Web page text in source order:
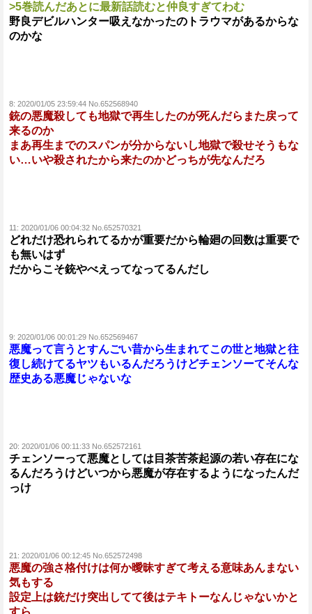
>5巻読んだあとに最新話読むと仲良すぎてわむ
野良デビルハンター吸えなかったのトラウマがあるからな
のかな
8: 2020/01/05 23:59:44 No.652568940
銃の悪魔殺しても地獄で再生したのが死んだらまた戻って
来るのか
まあ再生までのスパンが分からないし地獄で殺せそうもな
い…いや殺されたから来たのかどっちが先なんだろ
11: 2020/01/06 00:04:32 No.652570321
どれだけ恐れられてるかが重要だから輪廻の回数は重要で
も無いはず
だからこそ銃やべえってなってるんだし
9: 2020/01/06 00:01:29 No.652569467
悪魔って言うとすんごい昔から生まれてこの世と地獄と往
復し続けてるヤツもいるんだろうけどチェンソーてそんな
歴史ある悪魔じゃないな
20: 2020/01/06 00:11:33 No.652572161
チェンソーって悪魔としては目茶苦茶起源の若い存在にな
るんだろうけどいつから悪魔が存在するようになったんだ
っけ
21: 2020/01/06 00:12:45 No.652572498
悪魔の強さ格付けは何か曖昧すぎて考える意味あんまない
気もする
設定上は銃だけ突出してて後はテキトーなんじゃないかと
すら